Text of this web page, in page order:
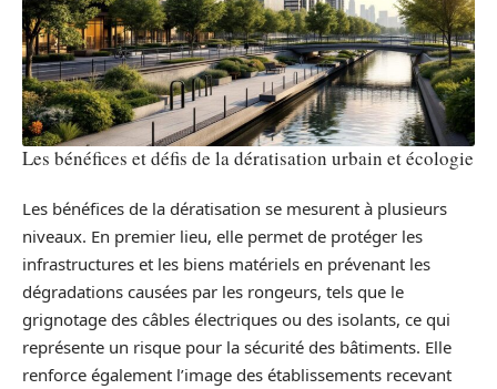
Les bénéfices et défis de la dératisation urbain et écologie
Les bénéfices de la dératisation se mesurent à plusieurs
niveaux. En premier lieu, elle permet de protéger les
infrastructures et les biens matériels en prévenant les
dégradations causées par les rongeurs, tels que le
grignotage des câbles électriques ou des isolants, ce qui
représente un risque pour la sécurité des bâtiments. Elle
renforce également l’image des établissements recevant